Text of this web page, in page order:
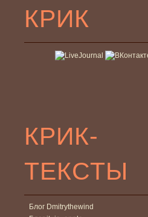
КРИК
КРИК-
ТЕКСТЫ
Блог Dmitrythewind